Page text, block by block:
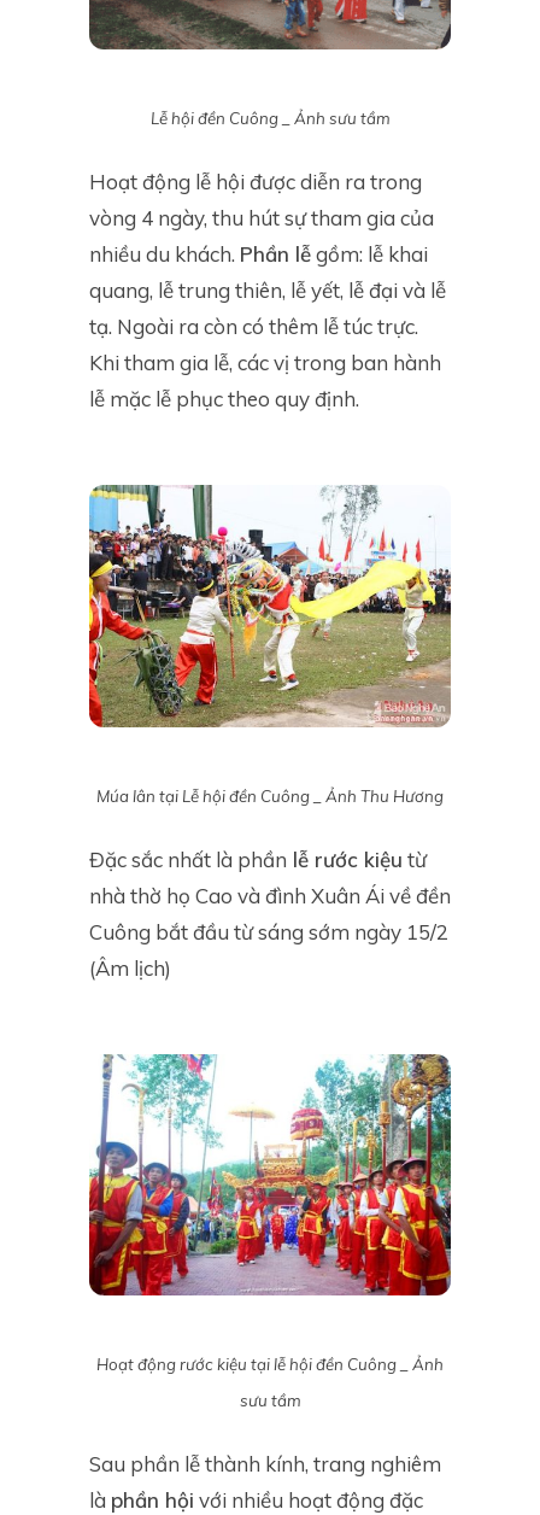
Lễ hội đền Cuông _ Ảnh sưu tầm
Hoạt động lễ hội được diễn ra trong
vòng 4 ngày, thu hút sự tham gia của
nhiều du khách. Phần lễgồm: lễ khai
quang, lễ trung thiên, lễ yết, lễ đại và lễ
tạ. Ngoài ra còn có thêm lễ túc trực.
Khi tham gia lễ, các vị trong ban hành
lễ mặc lễ phục theo quy định.
Múa lân tại Lễ hội đền Cuông _ Ảnh Thu Hương
Đặc sắc nhất là phần lễ rước kiệu từ
nhà thờ họ Cao và đình Xuân Ái về đền
Cuông bắt đầu từ sáng sớm ngày 15/2
(Âm lịch)
Hoạt động rước kiệu tại lễ hội đền Cuông _ Ảnh
sưu tầm
Sau phần lễ thành kính, trang nghiêm
là phần hội với nhiều hoạt động đặc